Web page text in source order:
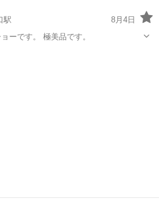
駅
8月4日
ーです。 極美品です。